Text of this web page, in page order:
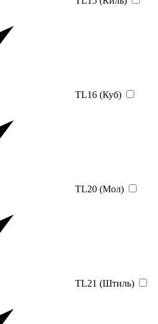
TL16 (Куб)
TL20 (Мол)
TL21 (Штиль)